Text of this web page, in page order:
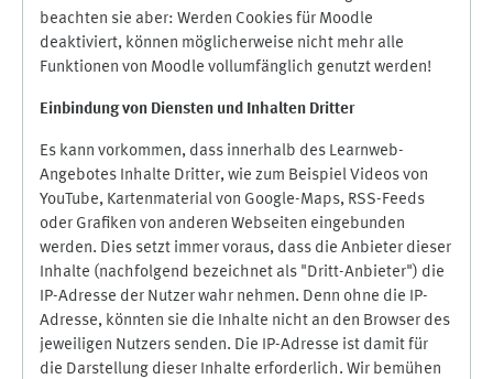
beachten sie aber: Werden Cookies für Moodle
deaktiviert, können möglicherweise nicht mehr alle
Funktionen von Moodle vollumfänglich genutzt werden!
Einbindung von Diensten und Inhalten Dritter
Es kann vorkommen, dass innerhalb des Learnweb-
Angebotes Inhalte Dritter, wie zum Beispiel Videos von
YouTube, Kartenmaterial von Google-Maps, RSS-Feeds
oder Grafiken von anderen Webseiten eingebunden
werden. Dies setzt immer voraus, dass die Anbieter dieser
Inhalte (nachfolgend bezeichnet als "Dritt-Anbieter") die
IP-Adresse der Nutzer wahr nehmen. Denn ohne die IP-
Adresse, könnten sie die Inhalte nicht an den Browser des
jeweiligen Nutzers senden. Die IP-Adresse ist damit für
die Darstellung dieser Inhalte erforderlich. Wir bemühen